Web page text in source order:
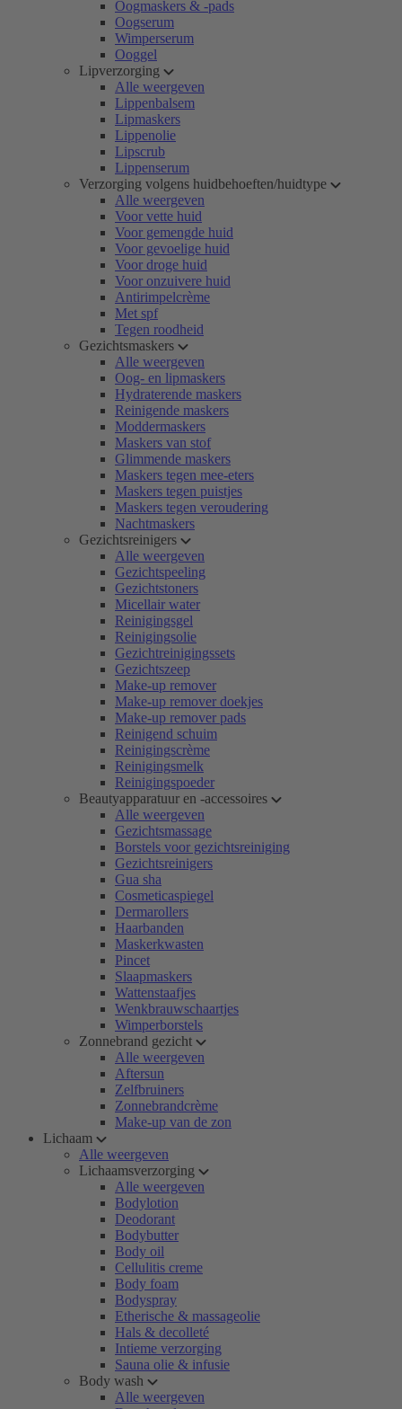
Oogmaskers & -pads
Oogserum
Wimperserum
Ooggel
Lipverzorging
Alle weergeven
Lippenbalsem
Lipmaskers
Lippenolie
Lipscrub
Lippenserum
Verzorging volgens huidbehoeften/huidtype
Alle weergeven
Voor vette huid
Voor gemengde huid
Voor gevoelige huid
Voor droge huid
Voor onzuivere huid
Antirimpelcrème
Met spf
Tegen roodheid
Gezichtsmaskers
Alle weergeven
Oog- en lipmaskers
Hydraterende maskers
Reinigende maskers
Moddermaskers
Maskers van stof
Glimmende maskers
Maskers tegen mee-eters
Maskers tegen puistjes
Maskers tegen veroudering
Nachtmaskers
Gezichtsreinigers
Alle weergeven
Gezichtspeeling
Gezichtstoners
Micellair water
Reinigingsgel
Reinigingsolie
Gezichtreinigingssets
Gezichtszeep
Make-up remover
Make-up remover doekjes
Make-up remover pads
Reinigend schuim
Reinigingscrème
Reinigingsmelk
Reinigingspoeder
Beautyapparatuur en -accessoires
Alle weergeven
Gezichtsmassage
Borstels voor gezichtsreiniging
Gezichtsreinigers
Gua sha
Cosmeticaspiegel
Dermarollers
Haarbanden
Maskerkwasten
Pincet
Slaapmaskers
Wattenstaafjes
Wenkbrauwschaartjes
Wimperborstels
Zonnebrand gezicht
Alle weergeven
Aftersun
Zelfbruiners
Zonnebrandcrème
Make-up van de zon
Lichaam
Alle weergeven
Lichaamsverzorging
Alle weergeven
Bodylotion
Deodorant
Bodybutter
Body oil
Cellulitis creme
Body foam
Bodyspray
Etherische & massageolie
Hals & decolleté
Intieme verzorging
Sauna olie & infusie
Body wash
Alle weergeven